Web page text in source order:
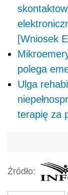
[Wniosek
polega
Ulga
terapię za
Źródło: